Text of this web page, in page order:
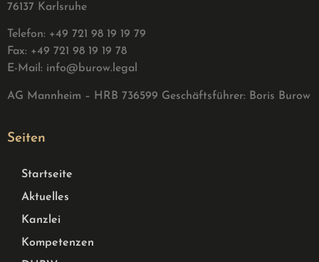
76137 Karlsruhe
Telefon: +49 721 98 19 19 79
Fax: +49 721 98 19 19 78
E-Mail: info@burow.legal
AG Mannheim – HRB 736599 Geschäftsführer: Boris Burow
Seiten
Startseite
Aktuelles
Kanzlei
Kompetenzen